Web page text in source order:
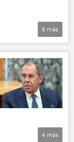
📰 Ataque ucraniano contra periodistas rusos en Zaporozhie
8 más
4 más